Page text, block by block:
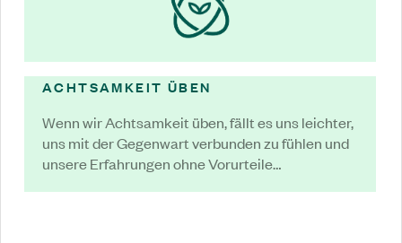
ACHTSAMKEIT ÜBEN
Wenn wir Achtsamkeit üben, fällt es uns leichter,
uns mit der Gegenwart verbunden zu fühlen und
unsere Erfahrungen ohne Vorurteile…